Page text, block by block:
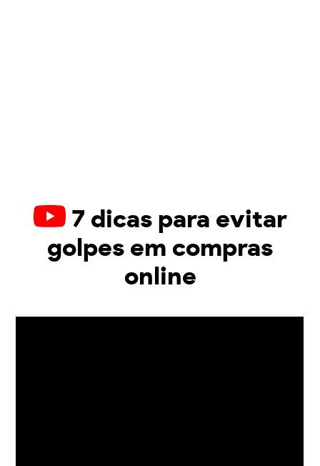
7 dicas para evitar
golpes em compras
online